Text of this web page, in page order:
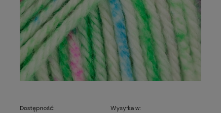
Dostępność:
Wysyłka w: